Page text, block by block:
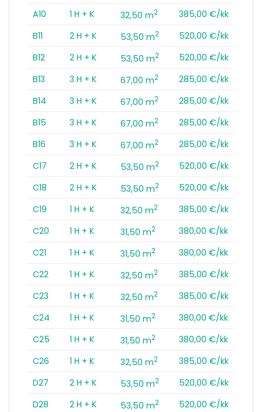
A10
1 H + K 32,50 m2
385,00 €/kk
B11
2 H + K 53,50 m2
520,00 €/kk
B12
2 H + K 53,50 m2
520,00 €/kk
B13
3 H + K 67,00 m2
285,00 €/kk
B14
3 H + K 67,00 m2
285,00 €/kk
B15
3 H + K 67,00 m2
285,00 €/kk
B16
3 H + K 67,00 m2
285,00 €/kk
C17
2 H + K 53,50 m2
520,00 €/kk
C18
2 H + K 53,50 m2
520,00 €/kk
C19
1 H + K 32,50 m2
385,00 €/kk
C20
1 H + K 31,50 m2
380,00 €/kk
C21
1 H + K 31,50 m2
380,00 €/kk
C22
1 H + K 32,50 m2
385,00 €/kk
C23
1 H + K 32,50 m2
385,00 €/kk
C24
1 H + K 31,50 m2
380,00 €/kk
C25
1 H + K 31,50 m2
380,00 €/kk
C26
1 H + K 32,50 m2
385,00 €/kk
D27
2 H + K 53,50 m2
520,00 €/kk
D28
2 H + K 53,50 m2
520,00 €/kk